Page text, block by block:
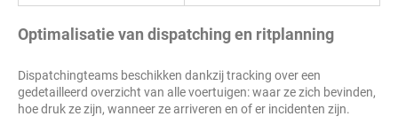
Optimalisatie van dispatching en ritplanning
Dispatchingteams beschikken dankzij tracking over een
gedetailleerd overzicht van alle voertuigen: waar ze zich bevinden,
hoe druk ze zijn, wanneer ze arriveren en of er incidenten zijn.